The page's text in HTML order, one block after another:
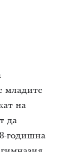
младите
на
да
годишна